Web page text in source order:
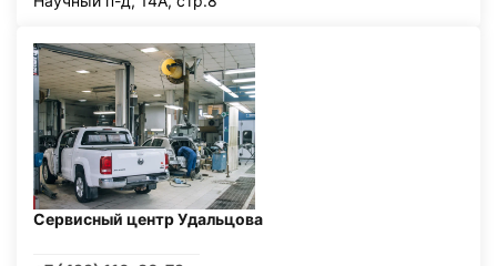
Сервисный центр Удальцова